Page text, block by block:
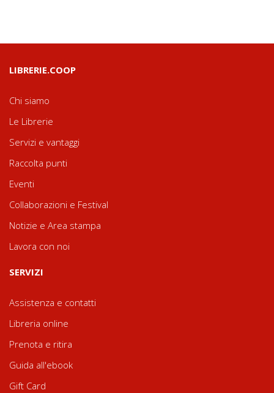
LIBRERIE.COOP
Chi siamo
Le Librerie
Servizi e vantaggi
Raccolta punti
Eventi
Collaborazioni e Festival
Notizie e Area stampa
Lavora con noi
SERVIZI
Assistenza e contatti
Libreria online
Prenota e ritira
Guida all'ebook
Gift Card